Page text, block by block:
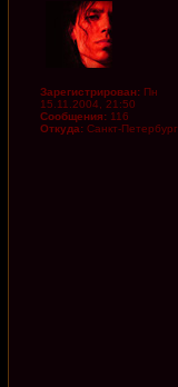
Зарегистрирован: Пн
15.11.2004, 21:50
Сообщения: 116
Откуда: Санкт-Петербург